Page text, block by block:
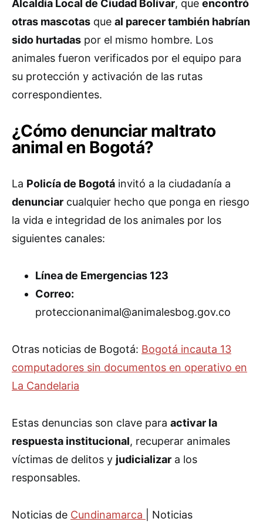
Alcaldía Local de Ciudad Bolívar, que encontró
otras mascotas que al parecer también habrían
sido hurtadas por el mismo hombre. Los
animales fueron verificados por el equipo para
su protección y activación de las rutas
correspondientes.
¿Cómo denunciar maltrato
animal en Bogotá?
La Policía de Bogotá invitó a la ciudadanía a
denunciar cualquier hecho que ponga en riesgo
la vida e integridad de los animales por los
siguientes canales:
Línea de Emergencias 123
Correo:
proteccionanimal@animalesbog.gov.co
Otras noticias de Bogotá: Bogotá incauta 13
computadores sin documentos en operativo en
La Candelaria
Estas denuncias son clave para activar la
respuesta institucional, recuperar animales
víctimas de delitos y judicializar a los
responsables.
Noticias de Cundinamarca
| Noticias